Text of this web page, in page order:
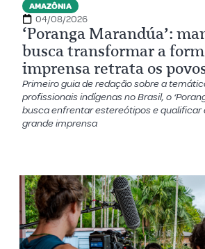
AMAZÔNIA
04/08/2026
‘Poranga Marandúa’:
busca transformar a
imprensa retrata os
Primeiro guia de redação sobre a
profissionais indígenas no Brasil, o
busca enfrentar estereótipos e qualificar
grande imprensa